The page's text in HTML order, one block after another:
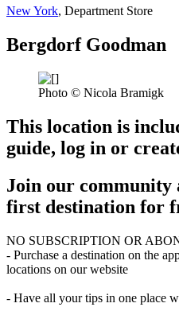
New York, Department Store
Bergdorf Goodman
Photo © Nicola Bramigk
This location is
guide, log in or
Join our community
first destination for
NO SUBSCRIPTION OR
- Purchase a destination on the
locations on our website
- Have all your tips in one place